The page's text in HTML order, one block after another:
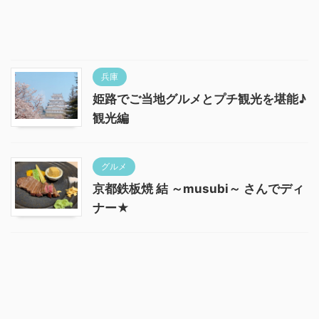
兵庫
姫路でご当地グルメとプチ観光を堪能♪
観光編
グルメ
京都鉄板焼 結 ～musubi～ さんでディ
ナー★